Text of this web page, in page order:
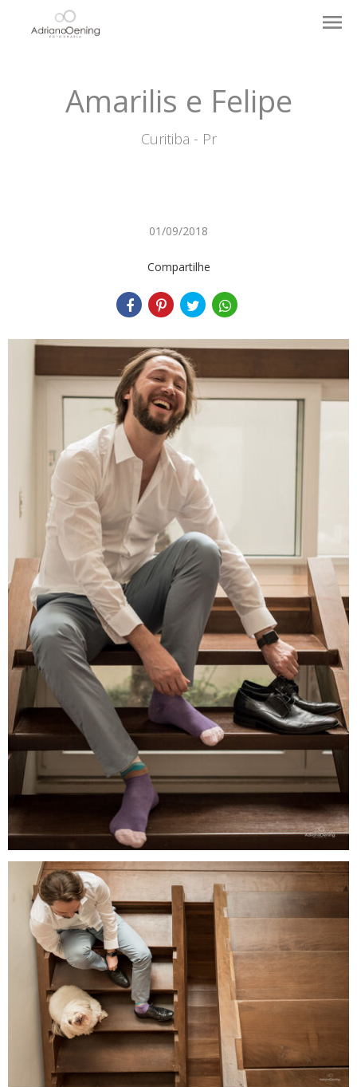
menu
Amarilis e Felipe
Curitiba - Pr
01/09/2018
Compartilhe